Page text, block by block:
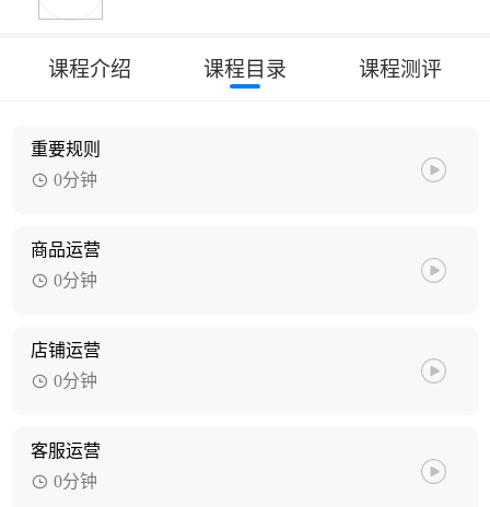
课程介绍 课程目录 课程测评
重要规则
0分钟
商品运营
0分钟
店铺运营
0分钟
客服运营
0分钟